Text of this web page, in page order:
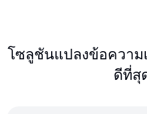
โซลูชันแปลงข้อความ
ดีที่สุ